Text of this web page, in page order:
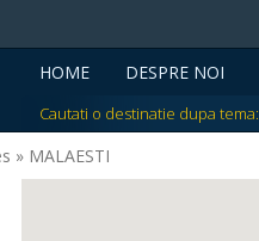
HOME DESPRE NOI
Cautati o destinatie dupa tema:
» MALAESTI